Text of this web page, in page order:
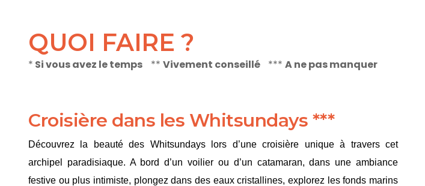
QUOI FAIRE ?
* Si vous avez le temps ** Vivement conseillé *** A ne pas manquer
Croisière dans les Whitsundays ***
Découvrez la beauté des Whitsundays lors d’une croisière unique à travers cet
archipel paradisiaque. A bord d’un voilier ou d’un catamaran, dans une ambiance
festive ou plus intimiste, plongez dans des eaux cristallines, explorez les fonds marins